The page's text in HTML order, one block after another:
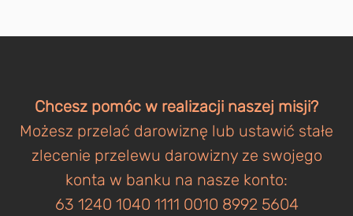
Chcesz pomóc w realizacji naszej misji?
Możesz przelać darowiznę lub ustawić stałe
zlecenie przelewu darowizny ze swojego
konta w banku na nasze konto:
63 1240 1040 1111 0010 8992 5604